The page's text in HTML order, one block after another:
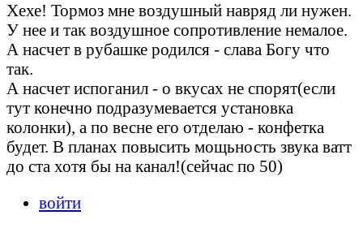
Хехе! Тормоз мне воздушный навряд ли нужен.
У нее и так воздушное сопротивление немалое.
А насчет в рубашке родился - слава Богу что
так.
А насчет испоганил - о вкусах не спорят(если
тут конечно подразумевается установка
колонки), а по весне его отделаю - конфетка
будет. В планах повысить мощьность звука ватт
до ста хотя бы на канал!(сейчас по 50)
войти